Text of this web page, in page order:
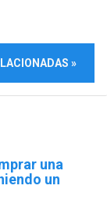
»
una
un